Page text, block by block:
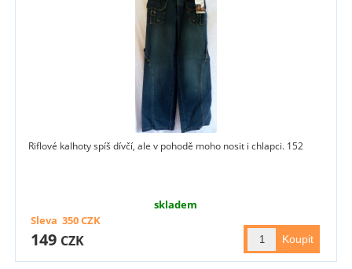
Riflové kalhoty spíš dívčí, ale v pohodě moho nosit i chlapci. 152
skladem
149 CZK
Sleva 350CZK